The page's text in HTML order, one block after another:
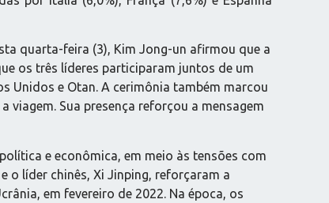
quarta-feira (3), Kim Jong-un afirmou que a
os três líderes participaram juntos de um
Unidos e Otan. A cerimônia também marcou
Sua presença reforçou a mensagem
e econômica, em meio às tensões com
o líder chinês, Xi Jinping, reforçaram a
em fevereiro de 2022. Na época, os